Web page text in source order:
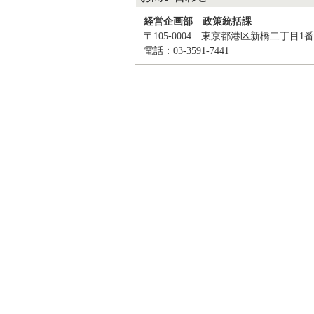
経営企画部 政策統括課
〒105-0004 東京都港区新橋二丁目1
電話：03-3591-7441